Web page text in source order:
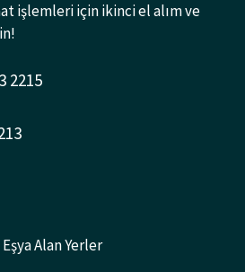
işlemleri için ikinci el alım ve
2215
Alan Yerler